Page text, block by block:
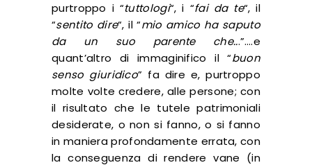
purtroppo i “tuttologi“, i “fai da te“, il
“sentito dire“, il “mio amico ha saputo
da un suo parente che...”….e
quant’altro di immaginifico il “buon
senso giuridico” fa dire e, purtroppo
molte volte credere, alle persone; con
il risultato che le tutele patrimoniali
desiderate, o non si fanno, o si fanno
in maniera profondamente errata, con
la conseguenza di rendere vane (in